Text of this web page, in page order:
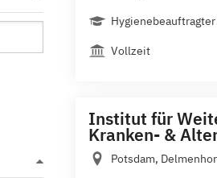
Hygienebeauftragter
Vollzeit
Institut für
Kranken- &
Potsdam,